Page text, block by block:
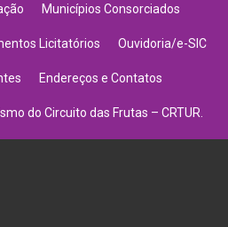
Municípios Consorciados
Licitatórios Ouvidoria/e-SIC
Endereços e Contatos
do Circuito das Frutas – CRTUR.